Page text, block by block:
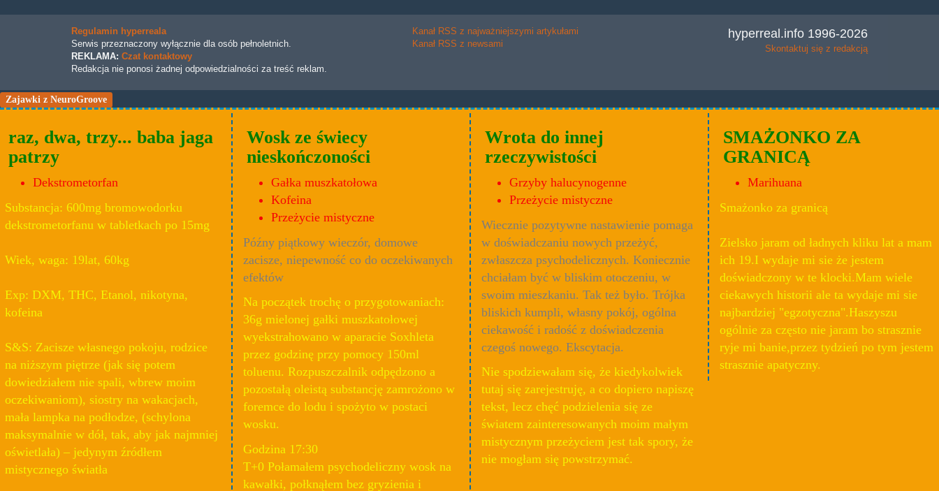
Regulamin hyperreala
Serwis przeznaczony wyłącznie dla osób pełnoletnich.
REKLAMA: Czat kontaktowy
Redakcja nie ponosi żadnej odpowiedzialności za treść reklam.
Kanał RSS z najważniejszymi artykułami
Kanał RSS z newsami
hyperreal.info 1996-2026
Skontaktuj się z redakcją
Zajawki z NeuroGroove
raz, dwa, trzy... baba jaga
patrzy
Dekstrometorfan
Substancja: 600mg bromowodorku
dekstrometorfanu w tabletkach po 15mg
Wiek, waga: 19lat, 60kg
Exp: DXM, THC, Etanol, nikotyna,
kofeina
S&S: Zacisze własnego pokoju, rodzice
na niższym piętrze (jak się potem
dowiedziałem nie spali, wbrew moim
oczekiwaniom), siostry na wakacjach,
mała lampka na podłodze, (schylona
maksymalnie w dół, tak, aby jak najmniej
oświetlała) – jedynym źródłem
mistycznego światła
Wosk ze świecy
nieskończoności
Gałka muszkatołowa
Kofeina
Przeżycie mistyczne
Późny piątkowy wieczór, domowe
zacisze, niepewność co do oczekiwanych
efektów
Na początek trochę o przygotowaniach:
36g mielonej gałki muszkatołowej
wyekstrahowano w aparacie Soxhleta
przez godzinę przy pomocy 150ml
toluenu. Rozpuszczalnik odpędzono a
pozostałą oleistą substancję zamrożono w
foremce do lodu i spożyto w postaci
wosku.
Godzina 17:30
T+0 Połamałem psychodeliczny wosk na
kawałki, połknąłem bez gryzienia i
Wrota do innej
rzeczywistości
Grzyby halucynogenne
Przeżycie mistyczne
Wiecznie pozytywne nastawienie pomaga
w doświadczaniu nowych przeżyć,
zwłaszcza psychodelicznych. Koniecznie
chciałam być w bliskim otoczeniu, w
swoim mieszkaniu. Tak też było. Trójka
bliskich kumpli, własny pokój, ogólna
ciekawość i radość z doświadczenia
czegoś nowego. Ekscytacja.
Nie spodziewałam się, że kiedykolwiek
tutaj się zarejestruję, a co dopiero napiszę
tekst, lecz chęć podzielenia się ze
światem zainteresowanych moim małym
mistycznym przeżyciem jest tak spory, że
nie mogłam się powstrzymać.
SMAŻONKO ZA
GRANICĄ
Marihuana
Smażonko za granicą
Zielsko jaram od ładnych kliku lat a mam
ich 19.I wydaje mi sie że jestem
doświadczony w te klocki.Mam wiele
ciekawych historii ale ta wydaje mi sie
najbardziej "egzotyczna".Haszyszu
ogólnie za często nie jaram bo strasznie
ryje mi banie,przez tydzień po tym jestem
strasznie apatyczny.